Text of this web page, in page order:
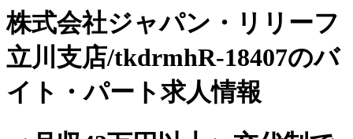
株式会社ジャパン・リリーフ
立川支店/tkdrmhR-18407のバ
イト・パート求人情報